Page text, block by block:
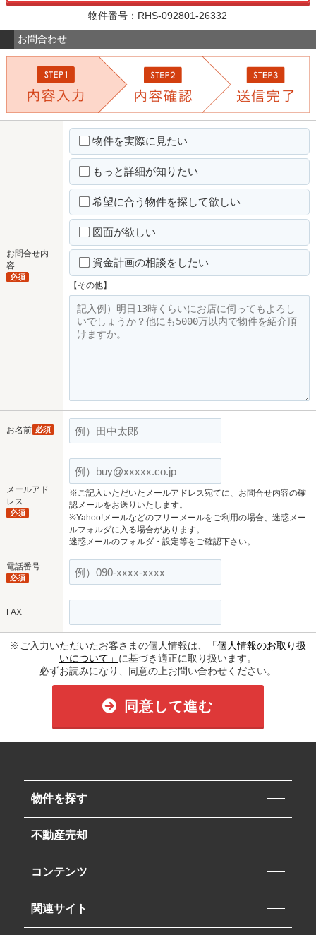
物件番号：RHS-092801-26332
お問合わせ
お問合せ内
容
必須
物件を実際に見たい
もっと詳細が知りたい
希望に合う物件を探して欲しい
図面が欲しい
資金計画の相談をしたい
【その他】
お名前 必須
メールアド
レス
必須
※ご記入いただいたメールアドレス宛てに、お問合せ内容の確
認メールをお送りいたします。
※Yahoo!メールなどのフリーメールをご利用の場合、迷惑メー
ルフォルダに入る場合があります。
迷惑メールのフォルダ・設定等をご確認下さい。
電話番号
必須
FAX
※ご入力いただいたお客さまの個人情報は、
「個人情報のお取り扱
いについて」 に基づき適正に取り扱います。
必ずお読みになり、同意の上お問い合わせください。
同意して進む
物件を探す
不動産売却
コンテンツ
関連サイト